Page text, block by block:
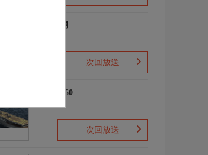
ザ・森男
次回放送
バトル360
次回放送